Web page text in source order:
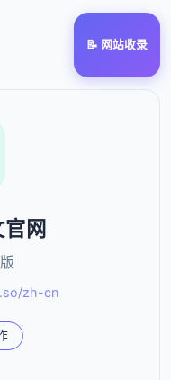
📝 网站收录
网
zh-cn